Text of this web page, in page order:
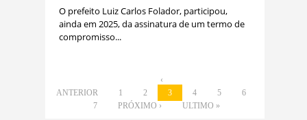
O prefeito Luiz Carlos Folador, participou,
ainda em 2025, da assinatura de um termo de
compromisso...
‹
ANTERIOR
1 2 3 4 5
6
7
PRÓXIMO › ULTIMO »